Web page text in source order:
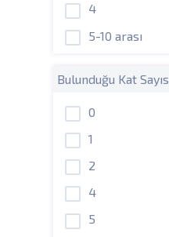
4
5-10 arası
Bulunduğu Kat
0
1
2
4
5